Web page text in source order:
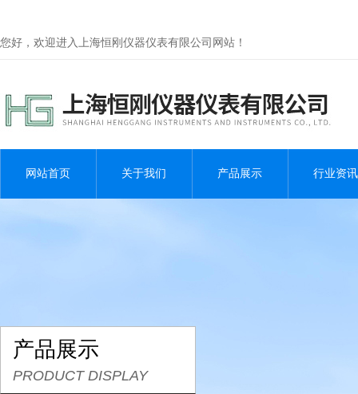
您好，欢迎进入上海恒刚仪器仪表有限公司网站！
网站首页 关于我们 产品展示 行业资讯
产品展示
PRODUCT DISPLAY